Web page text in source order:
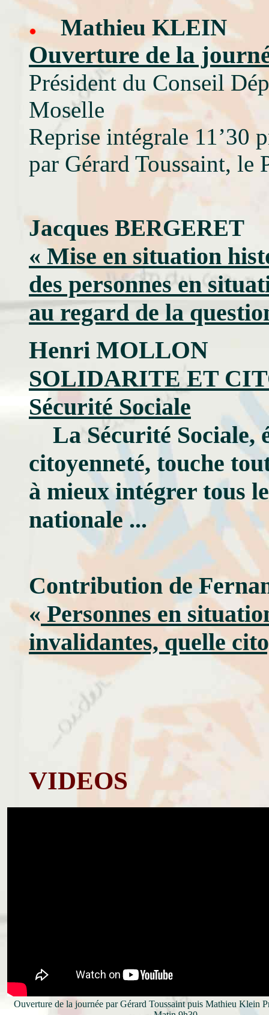
Mathieu KLEIN
Ouverture de la
Président du Conseil
Moselle
Reprise intégrale 11’30
par Gérard Toussaint, le
Jacques BERGERET
« Mise en situation
des personnes en
au regard de la
Henri MOLLON
SOLIDARITE ET
Sécurité Sociale
La Sécurité Sociale,
citoyenneté, touche
à mieux intégrer tous
nationale ...
Contribution de
«Personnes en
invalidantes, quelle
VIDEOS
Ouverture de la journée par Gérard Toussaint puis Mathieu Klein